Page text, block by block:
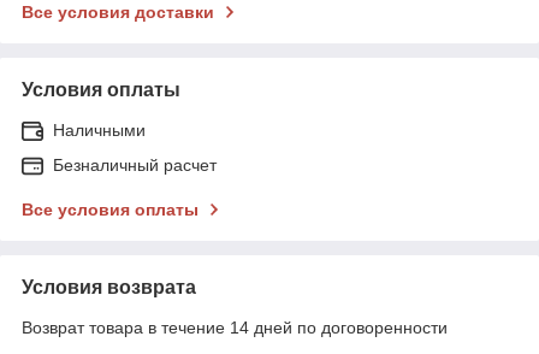
Все условия доставки
Условия оплаты
Наличными
Безналичный расчет
Все условия оплаты
Условия возврата
Возврат товара в течение 14 дней по договоренности